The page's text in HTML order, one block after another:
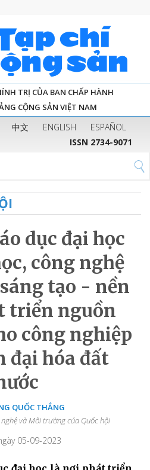
TRỊ CỦA BAN CHẤP HÀNH
CỘNG SẢN VIỆT NAM
中文 ENGLISH
ESPAÑOL
ISSN 2734-9071
dục đại học
công nghệ
tạo - nền
triển nguồn
công nghiệp
đại hóa đất
QUỐC THẮNG
và Môi trường của Quốc hội
05-09-2023